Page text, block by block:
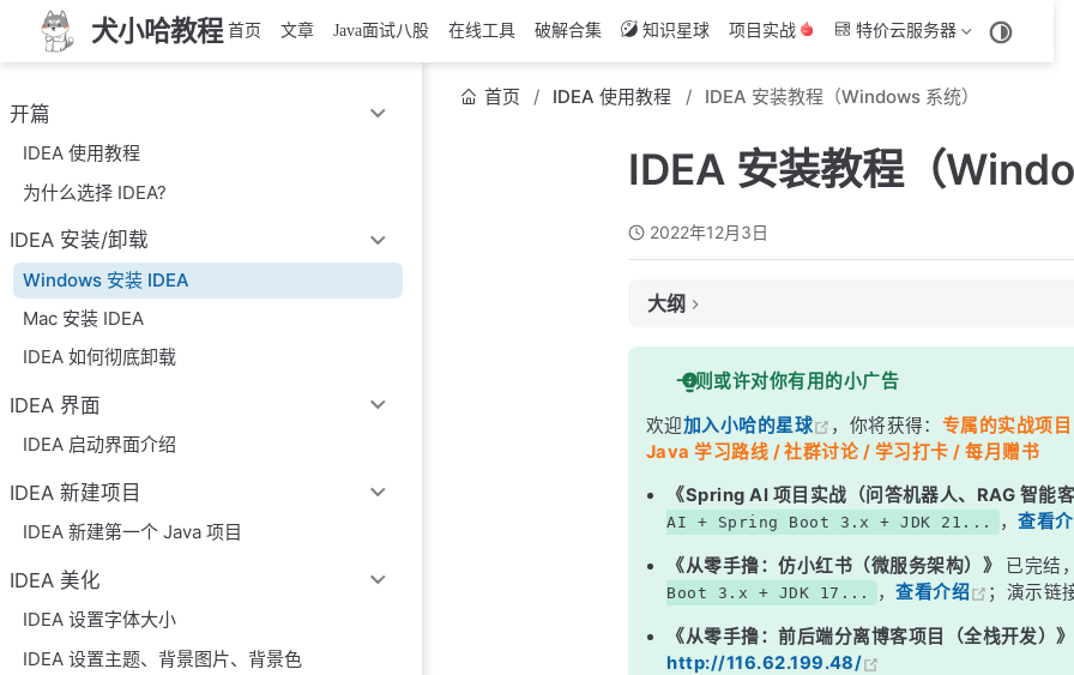
犬小哈教程 首页 文章 Java面试八股 在线工具 破解合集 知识星球 项目实战 特价云服务器
开篇
IDEA 使用教程
为什么选择 IDEA?
IDEA 安装/卸载
Windows 安装 IDEA
Mac 安装 IDEA
IDEA 如何彻底卸载
IDEA 界面
IDEA 启动界面介绍
IDEA 新建项目
IDEA 新建第一个 Java 项目
IDEA 美化
IDEA 设置字体大小
IDEA 设置主题、背景图片、背景色
首页 IDEA 使用教程 IDEA 安装教程（Windows 系统）
IDEA 安装教程（
2022年12月3日
大纲
下载 IDEA
开始安装 IDEA
一则或许对你有用的小广告
欢迎加入小哈的星球 ，你将获得： 专属的实战项
Java 学习路线 / 社群讨论 / 学习打卡 / 每月赠书
《Spring AI 项目实战（问答机器人、RAG 智能
AI + Spring Boot 3.x + JDK 21... ，查看
《从零手撸：仿小红书（微服务架构）》 已完结
Boot 3.x + JDK 17... ，查看介绍 ；演示链
《从零手撸：前后端分离博客项目（全栈开发）》
http://116.62.199.48/